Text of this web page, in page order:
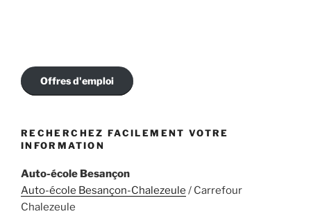
Offres d'emploi
RECHERCHEZ FACILEMENT VOTRE
INFORMATION
Auto-école Besançon
Auto-école Besançon-Chalezeule / Carrefour
Chalezeule